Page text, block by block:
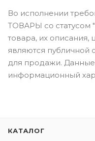
Во исполнении
ТОВАРЫ со статусом
товара, их
являются публичной
для продажи. Данные
информационный
КАТАЛОГ